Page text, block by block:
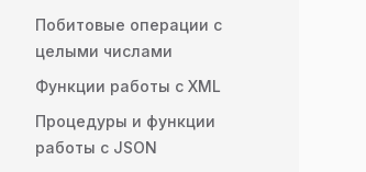
Побитовые операции с
целыми числами
Функции работы с XML
Процедуры и функции
работы с JSON